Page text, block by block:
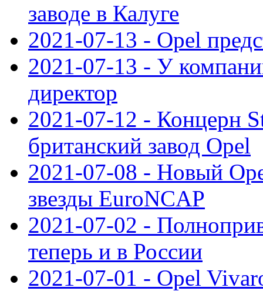
заводе в Калуге
2021-07-13 - Opel
2021-07-13 - У
директор
2021-07-12 - Концерн
британский завод Opel
2021-07-08 - Новый
звезды EuroNCAP
2021-07-02 -
теперь и в России
2021-07-01 - Opel